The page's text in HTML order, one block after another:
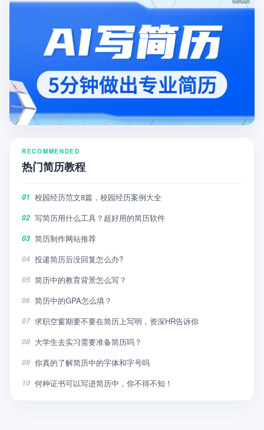
RECOMMENDED
热门简历教程
01 校园经历范文8篇，校园经历案例大全
02 写简历用什么工具？超好用的简历软件
03 简历制作网站推荐
04 投递简历后没回复怎么办?
05 简历中的教育背景怎么写？
06 简历中的GPA怎么填？
07 求职空窗期要不要在简历上写明，资深HR告诉你
08 大学生去实习需要准备简历吗？
09 你真的了解简历中的字体和字号吗
10 何种证书可以写进简历中，你不得不知！